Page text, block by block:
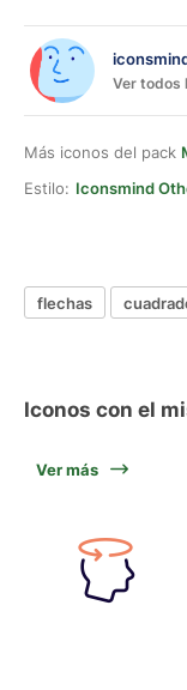
Ver todos
Más iconos del pack
Estilo: Iconsmind
flechas
Iconos con el
Ver más